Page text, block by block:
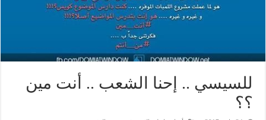
للسيسي .. إحنا الشعب .. أنت مين
؟؟